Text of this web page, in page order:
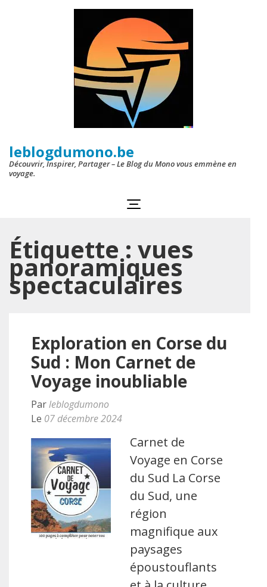
leblogdumono.be
Découvrir, Inspirer, Partager – Le Blog du Mono vous emmène en
voyage.
Étiquette : vues
panoramiques
spectaculaires
Exploration en Corse du
Sud : Mon Carnet de
Voyage inoubliable
Parleblogdumono
Le 07 décembre 2024
Carnet de
Voyage en Corse
du Sud La Corse
du Sud, une
région
magnifique aux
paysages
époustouflants